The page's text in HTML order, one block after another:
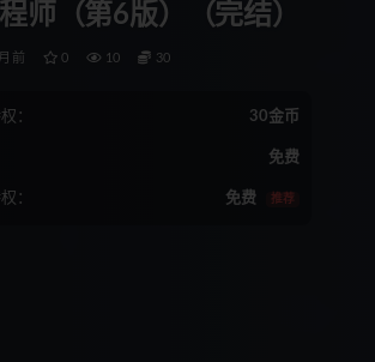
师（第6版）（完结）
前 0 10 30
： 30金币
免费
： 免费 推荐